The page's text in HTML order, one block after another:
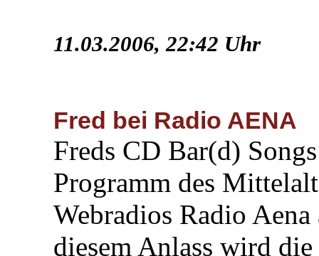
11.03.2006, 22:42 Uhr
Fred bei Radio AENA
Freds CD Bar(d)
Programm des
Webradios Radio
diesem Anlass wird